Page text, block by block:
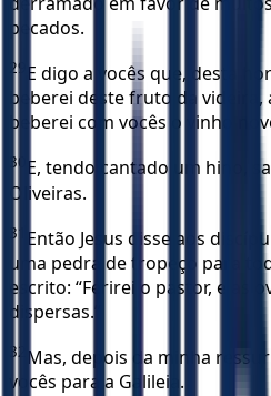
pecados.
29 E digo a vocês que, desta
beberei deste fruto da videira,
beberei com vocês o vinho
30 E, tendo cantado um hino,
Oliveiras.
31
Então Jesus disse aos
uma pedra de tropeço para
escrito: “Ferirei o pastor, e as
dispersas.”
32 Mas, depois da minha
vocês para a Galileia.